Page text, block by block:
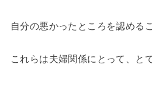
自分の悪かったところを認めるこ
これらは夫婦関係にとって、と